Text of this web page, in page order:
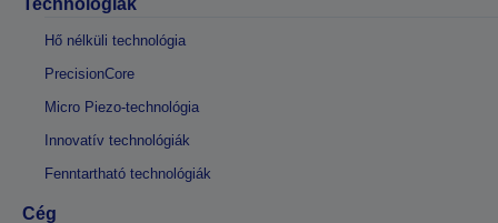
Technológiák
Hő nélküli technológia
PrecisionCore
Micro Piezo-technológia
Innovatív technológiák
Fenntartható technológiák
Cég